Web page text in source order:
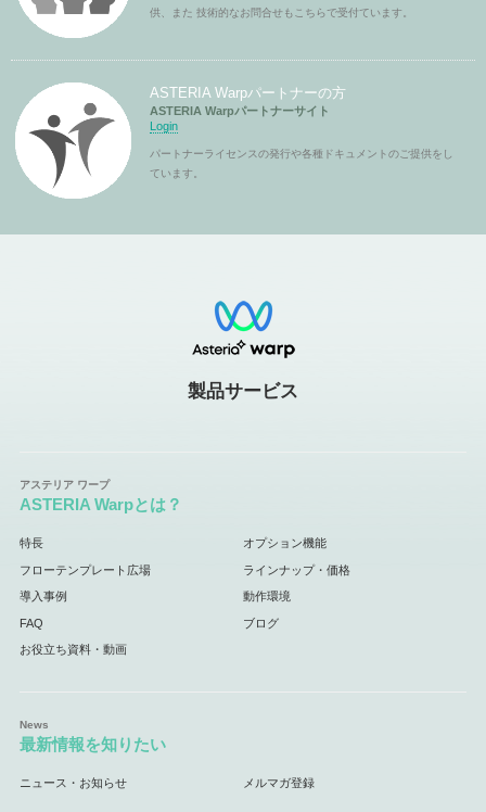
供、また 技術的なお問合せもこちらで受付ています。
ASTERIA Warpパートナーの方
ASTERIA Warpパートナーサイト
Login
パートナーライセンスの発行や各種ドキュメントのご提供をし
ています。
製品サービス
ASTERIA Warpとは？
特長 オプション機能
フローテンプレート広場 ラインナップ・価格
導入事例 動作環境
FAQ ブログ
お役立ち資料・動画
最新情報を知りたい
ニュース・お知らせ メルマガ登録